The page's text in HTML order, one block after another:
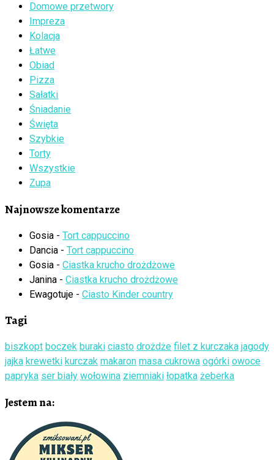
Domowe przetwory
Impreza
Kolacja
Łatwe
Obiad
Pizza
Sałatki
Śniadanie
Święta
Szybkie
Torty
Wszystkie
Zupa
Najnowsze komentarze
Gosia - Tort cappuccino
Dancia - Tort cappuccino
Gosia - Ciastka krucho drożdżowe
Janina - Ciastka krucho drożdżowe
Ewagotuje - Ciasto Kinder country
Tagi
biszkopt boczek buraki ciasto drożdże filet z kurczaka jagody
jajka krewetki kurczak makaron masa cukrowa ogórki owoce
papryka ser biały wołowina ziemniaki łopatka żeberka
Jestem na: